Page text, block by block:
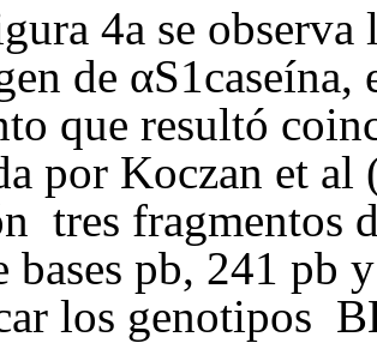
4a se
de αS1caseína,
que resultó
por Koczan et al
tres fragmentos
bases pb, 241 pb
los genotipos